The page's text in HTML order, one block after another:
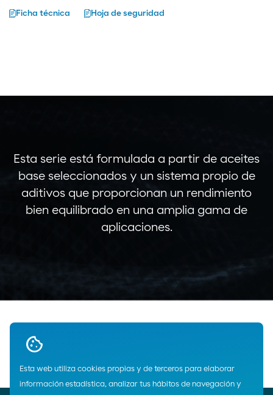
Esta web utiliza cookies propias y de terceros para elaborar
información estadística, analizar tus hábitos de navegación y
Ficha técnica Hoja de seguridad
Esta serie está formulada a partir de aceites
base seleccionados y un sistema propio de
aditivos que proporcionan un rendimiento
bien equilibrado en una amplia gama de
aplicaciones.
Home